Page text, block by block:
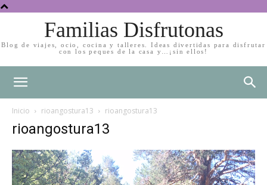
Familias Disfrutonas
Blog de viajes, ocio, cocina y talleres. Ideas divertidas para disfrutar
con los peques de la casa y…¡sin ellos!
Inicio rioangostura13 rioangostura13
rioangostura13